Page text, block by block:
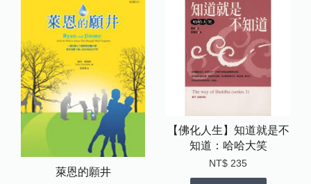
萊恩的願井
【佛化人生】知道就是不
知道：哈哈大笑
NT$ 235